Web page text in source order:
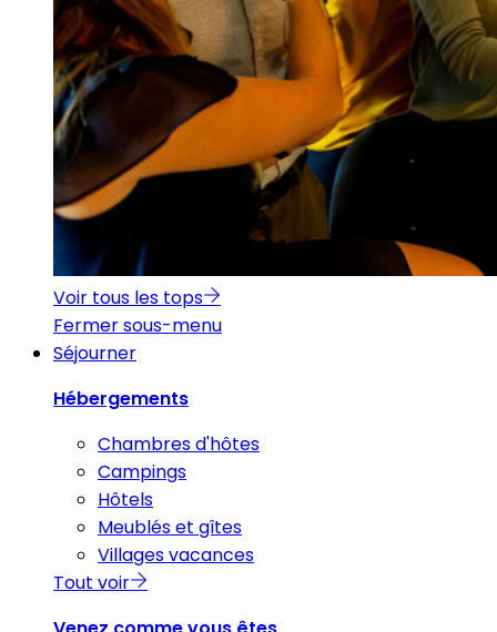
Voir tous les tops
Fermer sous-menu
Séjourner
Hébergements
Chambres d'hôtes
Campings
Hôtels
Meublés et gîtes
Villages vacances
Tout voir